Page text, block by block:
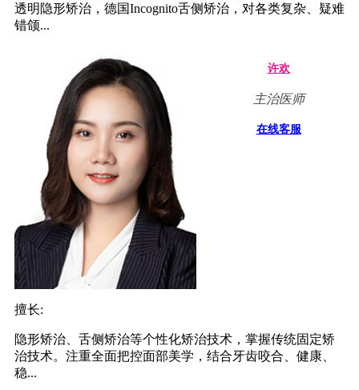
透明隐形矫治，德国Incognito舌侧矫治，对各类复杂、疑难
错颌...
许欢
主治医师
在线客服
擅长:
隐形矫治、舌侧矫治等个性化矫治技术，掌握传统固定矫
治技术。注重全面把控面部美学，结合牙齿咬合、健康、
稳...